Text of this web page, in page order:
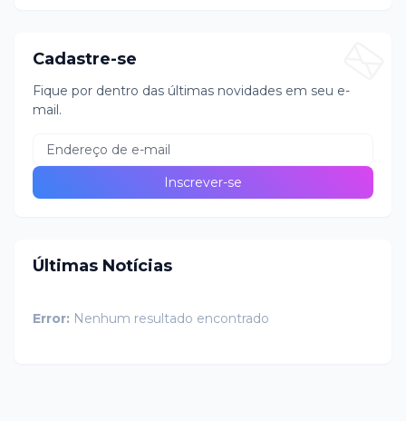
Cadastre-se
Fique por dentro das últimas novidades em seu e-
mail.
Últimas Notícias
Error: Nenhum resultado encontrado